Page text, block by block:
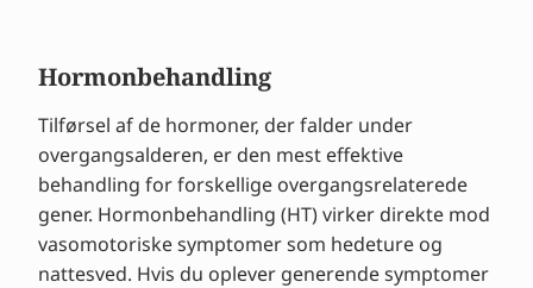
Hormonbehandling
Tilførsel af de hormoner, der falder under
overgangsalderen, er den mest effektive
behandling for forskellige overgangsrelaterede
gener. Hormonbehandling (HT) virker direkte mod
vasomotoriske symptomer som hedeture og
nattesved. Hvis du oplever generende symptomer